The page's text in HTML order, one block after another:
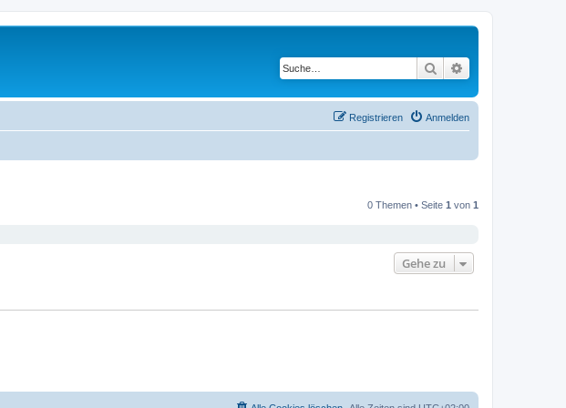
Suche
Anmelden
Registrieren
0 Themen • Seite 1 von 1
Gehe zu